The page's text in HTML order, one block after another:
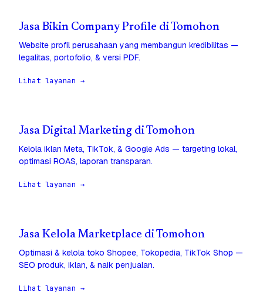
Jasa Bikin Company Profile di Tomohon
Website profil perusahaan yang membangun kredibilitas —
legalitas, portofolio, & versi PDF.
Lihat layanan →
Jasa Digital Marketing di Tomohon
Kelola iklan Meta, TikTok, & Google Ads — targeting lokal,
optimasi ROAS, laporan transparan.
Lihat layanan →
Jasa Kelola Marketplace di Tomohon
Optimasi & kelola toko Shopee, Tokopedia, TikTok Shop —
SEO produk, iklan, & naik penjualan.
Lihat layanan →